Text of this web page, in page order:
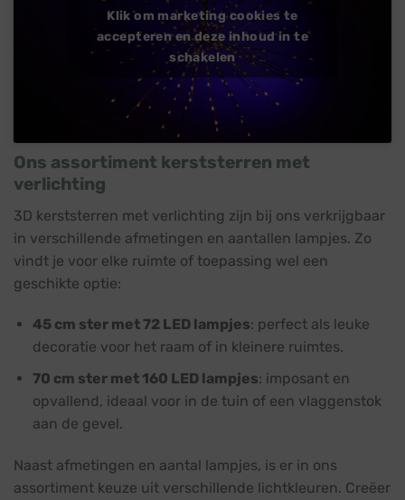
Klik om marketing cookies te
accepteren en deze inhoud in te
schakelen
Ons assortiment kerststerren met
verlichting
3D kerststerren met verlichting zijn bij ons verkrijgbaar
in verschillende afmetingen en aantallen lampjes. Zo
vindt je voor elke ruimte of toepassing wel een
geschikte optie:
45 cm ster met 72 LED lampjes: perfect als leuke
decoratie voor het raam of in kleinere ruimtes.
70 cm ster met 160 LED lampjes: imposant en
opvallend, ideaal voor in de tuin of een vlaggenstok
aan de gevel.
Naast afmetingen en aantal lampjes, is er in ons
assortiment keuze uit verschillende lichtkleuren. Creëer